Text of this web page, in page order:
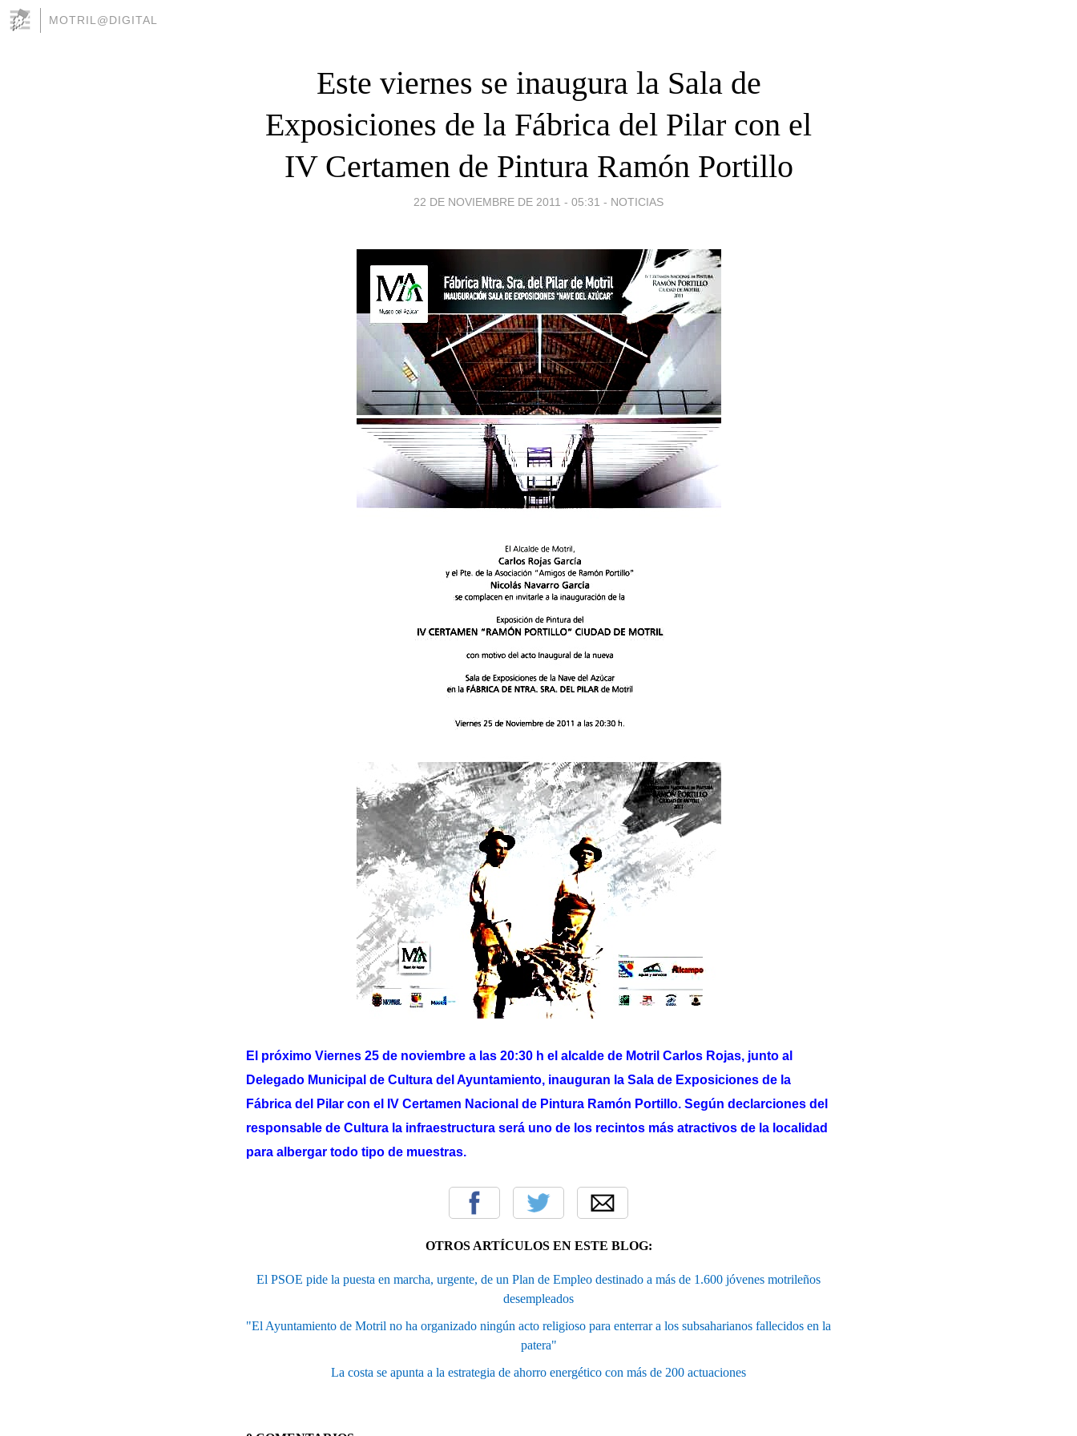
MOTRIL@DIGITAL
Este viernes se inaugura la Sala de
Exposiciones de la Fábrica del Pilar con el
IV Certamen de Pintura Ramón Portillo
22 DE NOVIEMBRE DE 2011 - 05:31 - NOTICIAS
El próximo Viernes 25 de noviembre a las 20:30 h el alcalde de Motril Carlos Rojas, junto al
Delegado Municipal de Cultura del Ayuntamiento, inauguran la Sala de Exposiciones de la
Fábrica del Pilar con el IV Certamen Nacional de Pintura Ramón Portillo. Según declarciones del
responsable de Cultura la infraestructura será uno de los recintos más atractivos de la localidad
para albergar todo tipo de muestras.
OTROS ARTÍCULOS EN ESTE BLOG:
El PSOE pide la puesta en marcha, urgente, de un Plan de Empleo destinado a más de 1.600 jóvenes motrileños
desempleados
"El Ayuntamiento de Motril no ha organizado ningún acto religioso para enterrar a los subsaharianos fallecidos en la
patera"
La costa se apunta a la estrategia de ahorro energético con más de 200 actuaciones